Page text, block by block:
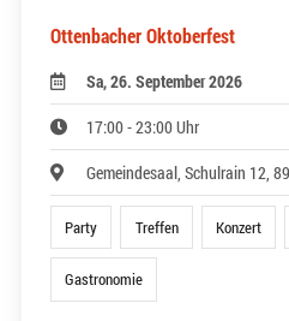
Ottenbacher Oktoberfest
Sa, 26. September 2026
17:00 - 23:00 Uhr
Gemeindesaal, Schulrain 12,
Party Treffen Konzert
Gastronomie